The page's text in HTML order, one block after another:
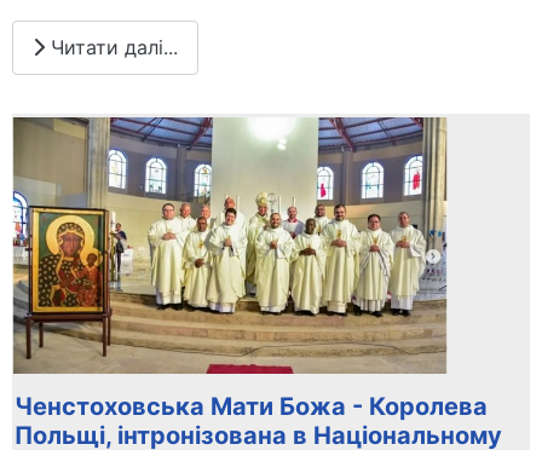
Читати далі...
Ченстоховська Мати Божа - Королева
Польщі, інтронізована в Національному